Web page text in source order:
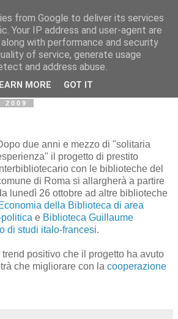
in
di Area delle arti per condividere
incontri
due anni e mezzo di "solitaria
il progetto di prestito
con le biblioteche del
di Roma si allargherà a partire
lunedì 26 ottobre ad altre biblioteche
della Biblioteca di area
e Biblioteca Guillaume
di studi italo-francesi.
positivo che il progetto ha avuto
che migliorare con la cooperazione
from Google to deliver its services
Your IP address and user-agent are
with performance and security
of service, generate usage
and address abuse.
MORE GOT IT